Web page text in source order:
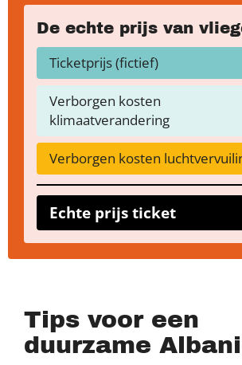
De echte prijs van
Ticketprijs (fictief)
Verborgen kosten
klimaatverandering
Verborgen kosten
Echte prijs ticket
Tips voor een
duurzame